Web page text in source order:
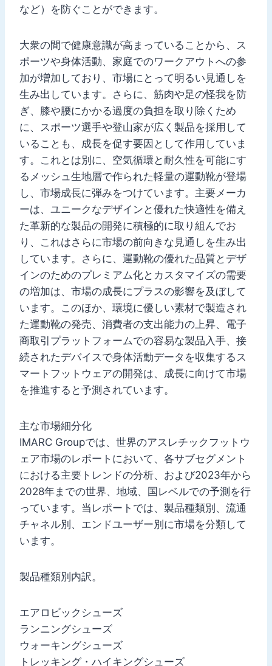
など）を防ぐことができます。
大衆の間で健康意識が高まっていることから、ス
ポーツや身体活動、家庭でのワークアウトへの参
加が増加しており、市場にとって明るい見通しを
生み出しています。さらに、筋肉や足の怪我を防
ぎ、膝や腰にかかる過度の負担を取り除くため
に、スポーツ選手や登山家が広く製品を採用して
いることも、成長を促す要因として作用していま
す。これとは別に、空気循環と耐久性を可能にす
るメッシュ生地層で作られた軽量の運動靴が登場
し、市場成長に弾みをつけています。主要メーカ
ーは、ユニークなデザインと優れた快適性を備え
た革新的な製品の開発に積極的に取り組んでお
り、これはさらに市場の前向きな見通しを生み出
しています。さらに、運動靴の優れた品質とデザ
インのためのプレミアム化とカスタマイズの需要
の増加は、市場の成長にプラスの影響を及ぼして
います。このほか、環境に優しい素材で製造され
た運動靴の発売、消費者の支出能力の上昇、電子
商取引プラットフォームでの容易な製品入手、接
続されたデバイスで身体活動データを収集するス
マートフットウェアの開発は、成長に向けて市場
を推進すると予測されています。
主な市場細分化
IMARC Groupでは、世界のアスレチックフットウ
ェア市場のレポートにおいて、各サブセグメント
における主要トレンドの分析、および2023年から
2028年までの世界、地域、国レベルでの予測を行
っています。当レポートでは、製品種類別、流通
チャネル別、エンドユーザー別に市場を分類して
います。
製品種類別内訳。
エアロビックシューズ
ランニングシューズ
ウォーキングシューズ
トレッキング・ハイキングシューズ